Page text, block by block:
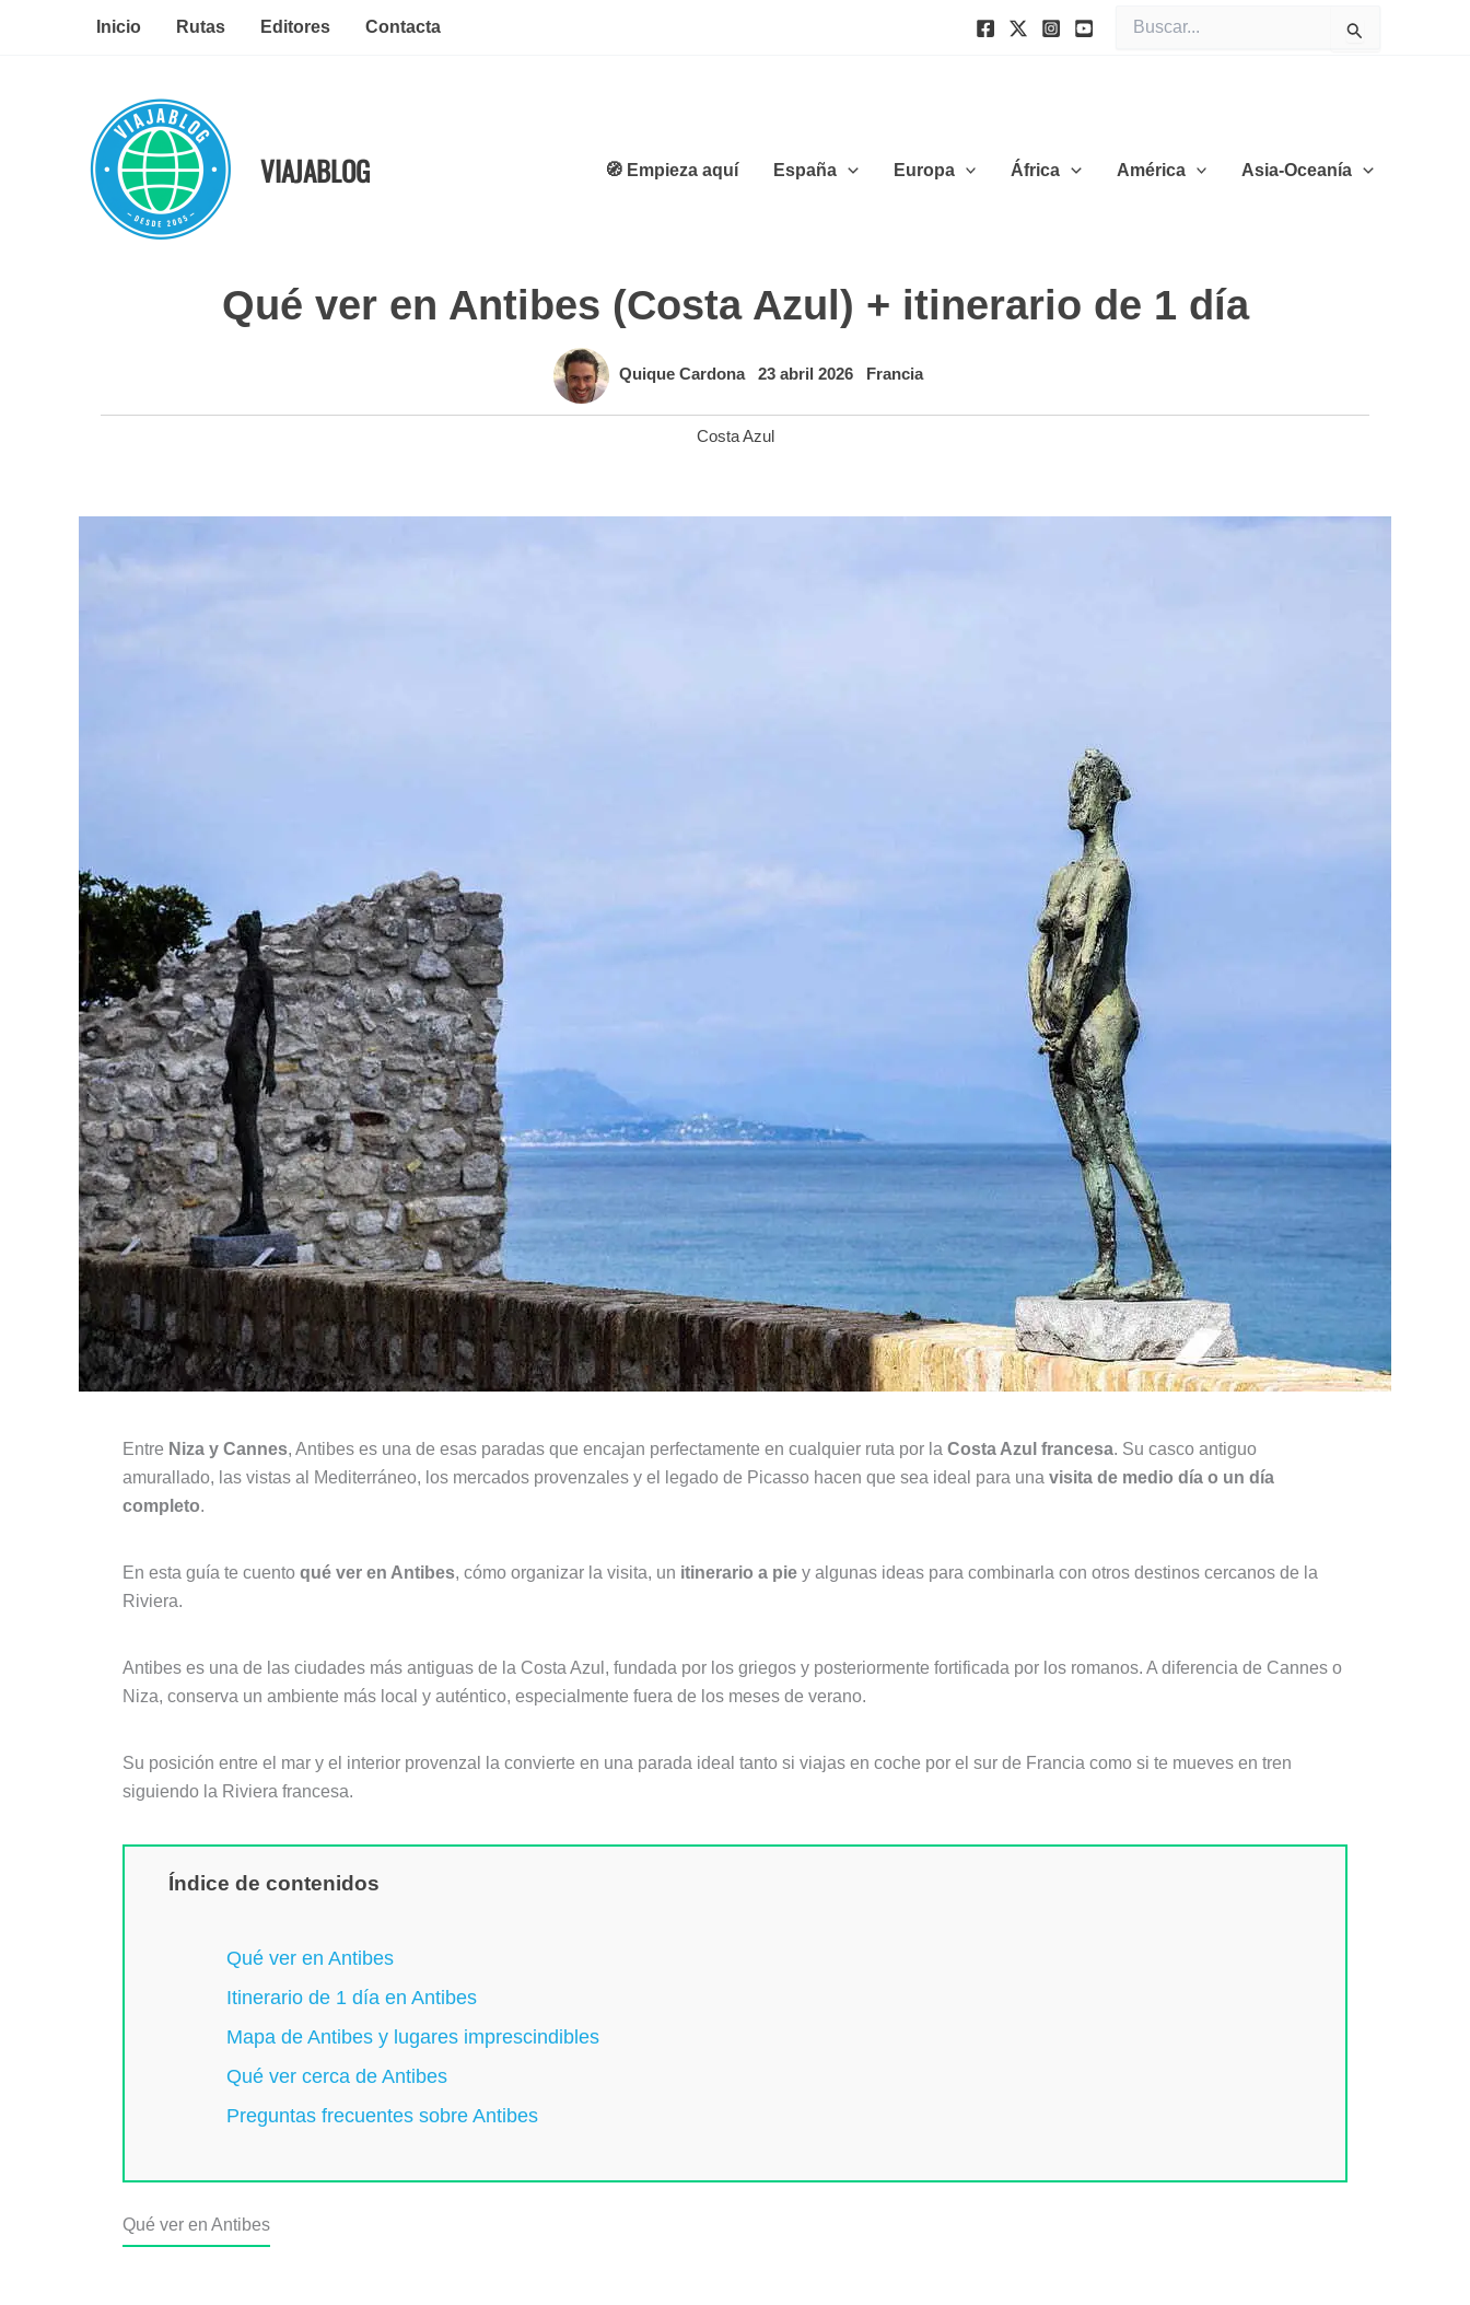
Inicio Rutas Editores Contacta
por:
VIAJABLOG 🧭 Empieza aquí España Europa África América Asia-Oceanía
Qué ver en Antibes (Costa Azul) + itinerario de 1 día
Quique Cardona 23 abril 2026 Francia
Costa Azul
Entre Niza y Cannes, Antibes es una de esas paradas que encajan perfectamente en cualquier ruta por la Costa Azul francesa. Su casco antiguo
amurallado, las vistas al Mediterráneo, los mercados provenzales y el legado de Picasso hacen que sea ideal para una visita de medio día o un día
completo.
En esta guía te cuento qué ver en Antibes, cómo organizar la visita, un itinerario a pie y algunas ideas para combinarla con otros destinos cercanos de la
Riviera.
Antibes es una de las ciudades más antiguas de la Costa Azul, fundada por los griegos y posteriormente fortificada por los romanos. A diferencia de Cannes o
Niza, conserva un ambiente más local y auténtico, especialmente fuera de los meses de verano.
Su posición entre el mar y el interior provenzal la convierte en una parada ideal tanto si viajas en coche por el sur de Francia como si te mueves en tren
siguiendo la Riviera francesa.
Índice de contenidos
Qué ver en Antibes
Itinerario de 1 día en Antibes
Mapa de Antibes y lugares imprescindibles
Qué ver cerca de Antibes
Preguntas frecuentes sobre Antibes
Qué ver en Antibes